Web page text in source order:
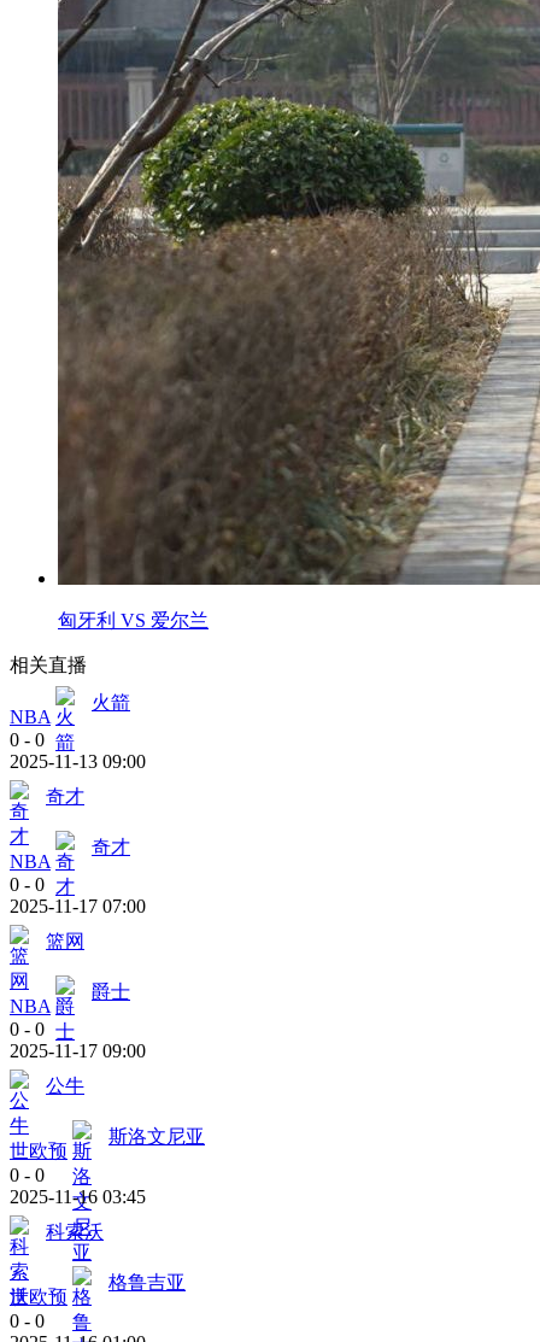
匈牙利 VS 爱尔兰
相关直播
NBA
火箭
0 - 0
2025-11-13 09:00
奇才
NBA
奇才
0 - 0
2025-11-17 07:00
篮网
NBA
爵士
0 - 0
2025-11-17 09:00
公牛
世欧预
斯洛文尼亚
0 - 0
2025-11-16 03:45
科索沃
世欧预
格鲁吉亚
0 - 0